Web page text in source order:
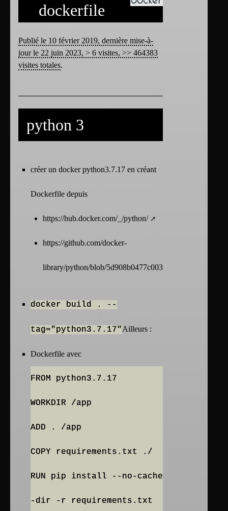
dockerfile
Publié le 10 février 2019, dernière mise-à-
jour le 22 juin 2023, > 6 visites, >> 464383
visites totales.
python 3
créer un docker python3.7.17 en créant
Dockerfile depuis
https://hub.docker.com/_/python/
https://github.com/docker-
library/python/blob/
docker build . --
tag="python3.7.17"Ailleurs :
Dockerfile avec
FROM python3.7.17
WORKDIR /app
ADD . /app
COPY requirements.txt ./
RUN pip install --no-cache
-dir -r requirements.txt